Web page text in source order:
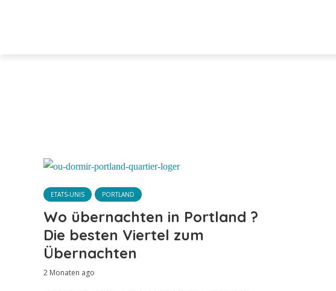
ETATS-UNIS PORTLAND
Wo übernachten in Portland ?
Die besten Viertel zum
Übernachten
2 Monaten ago